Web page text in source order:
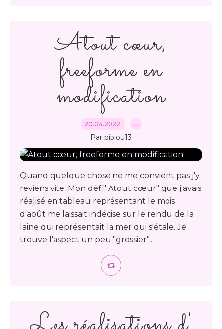
Atout cœur,
freeforme en
modification
20.04.2022 …
Par pipiou13
Quand quelque chose ne me convient pas j'y
reviens vite. Mon défi" Atout cœur" que j'avais
réalisé en tableau représentant le mois
d'août me laissait indécise sur le rendu de la
laine qui représentait la mer qui s'étale. Je
trouve l'aspect un peu "grossier"...